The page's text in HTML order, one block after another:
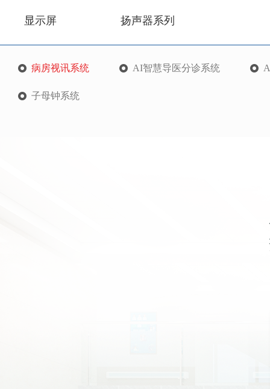
显示屏 扬声器系列
病房视讯系统 AI智慧导医分诊系统
子母钟系统